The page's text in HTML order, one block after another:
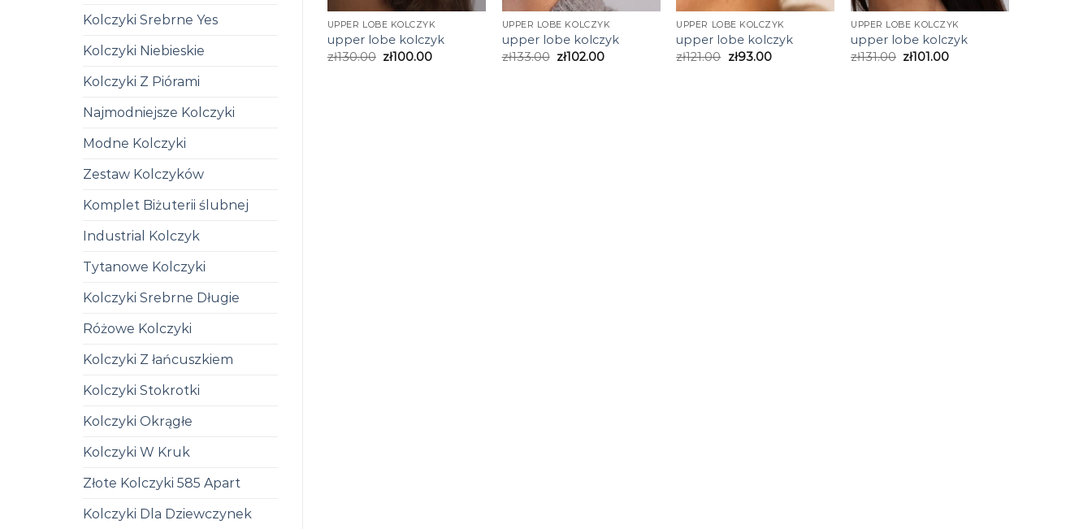
Kolczyki Srebrne Yes
Kolczyki Niebieskie
Kolczyki Z Piórami
Najmodniejsze Kolczyki
Modne Kolczyki
Zestaw Kolczyków
Komplet Biżuterii ślubnej
Industrial Kolczyk
Tytanowe Kolczyki
Kolczyki Srebrne Długie
Różowe Kolczyki
Kolczyki Z łańcuszkiem
Kolczyki Stokrotki
Kolczyki Okrągłe
Kolczyki W Kruk
Złote Kolczyki 585 Apart
Kolczyki Dla Dziewczynek
UPPER LOBE KOLCZYK
upper lobe kolczyk
zł130.00 zł100.00
UPPER LOBE KOLCZYK
upper lobe kolczyk
zł133.00 zł102.00
UPPER LOBE KOLCZYK
upper lobe kolczyk
zł121.00 zł93.00
UPPER LOBE KOLCZYK
upper lobe kolczyk
zł131.00 zł101.00